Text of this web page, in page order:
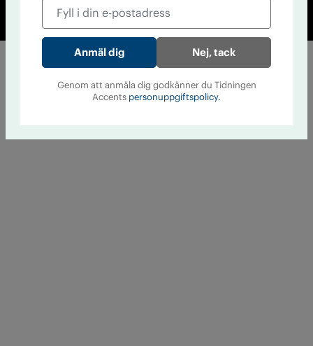
Cookiepolicy
Personuppgiftspolicy
Nej, tack
Genom att anmäla dig godkänner du Tidningen
Accents personuppgiftspolicy.